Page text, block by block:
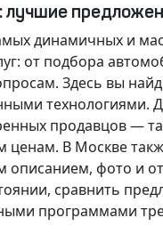
лучшие
динамичных и
от подбора
Здесь вы
технологиями.
продавцов —
В Москве
фото и
сравнить
программами